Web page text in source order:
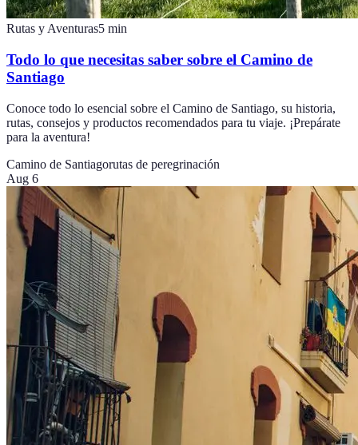
Rutas y Aventuras5 min
Todo lo que necesitas saber sobre el Camino de
Santiago
Conoce todo lo esencial sobre el Camino de Santiago, su historia,
rutas, consejos y productos recomendados para tu viaje. ¡Prepárate
para la aventura!
Camino de Santiagorutas de peregrinación
Aug 6